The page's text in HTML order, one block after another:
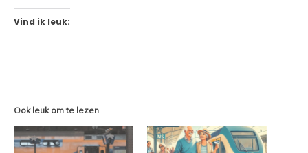
Vind ik leuk:
Ook leuk om te lezen